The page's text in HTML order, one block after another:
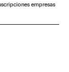
empresas